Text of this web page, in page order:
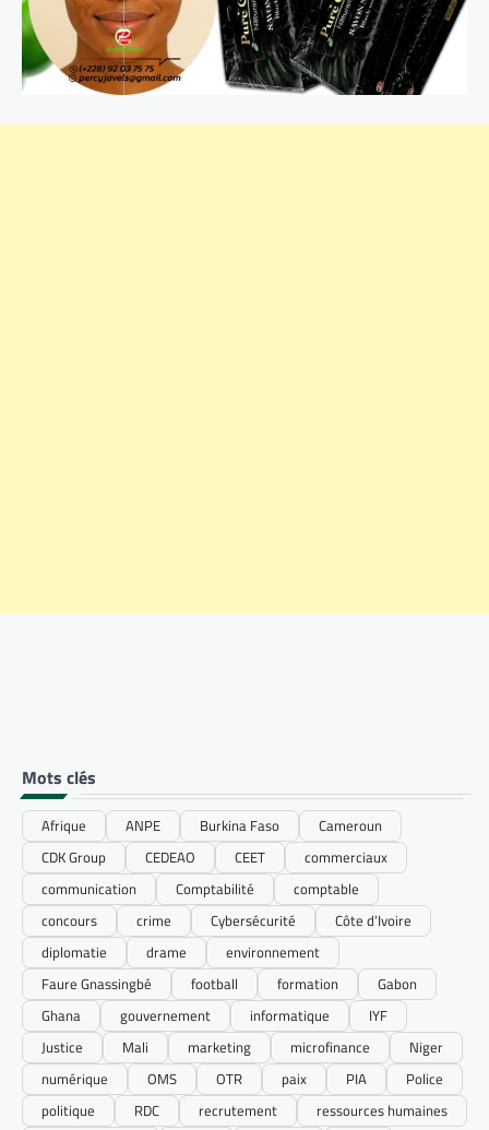
Mots clés
Afrique ANPE Burkina Faso
Cameroun
CDK Group
CEDEAO CEET
commerciaux
communication
Comptabilité
comptable
concours
crime Cybersécurité
Côte d’Ivoire
diplomatie
drame
environnement
Faure Gnassingbé
football formation
Gabon
Ghana
gouvernement informatique
IYF
Justice
Mali marketing microfinance
Niger
numérique
OMS OTR paix PIA
Police
politique
RDC recrutement
ressources humaines